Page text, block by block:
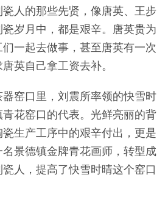
人的那些先贤，像唐英、王步
岁月中，都是艰辛。唐英贵为
一起去做事，甚至唐英有一次
英自己拿工资去补。
窑口里，刘震所率领的快雪时
花窑口的代表。光鲜亮丽的背
生产工序中的艰辛付出，更是
景德镇金牌青花画师，转型成
人，提高了快雪时晴这个窑口